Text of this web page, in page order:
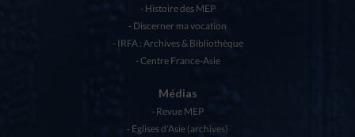
Histoire des MEP
Discerner ma vocation
IRFA : Archives & Bibliothèque
Centre France-Asie
Médias
Revue MEP
Eglises d’Asie (archives)